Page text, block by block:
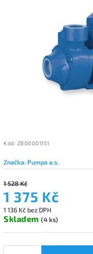
Kód: ZB00001151
Značka: Pumpa a.s.
1 528 Kč
1 375 Kč
1 136 Kč bez DPH
Skladem (4 ks)